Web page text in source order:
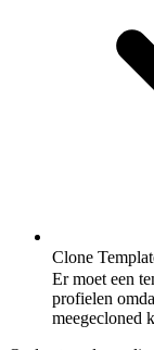
Clone
Er moet een
profielen
meegecloned